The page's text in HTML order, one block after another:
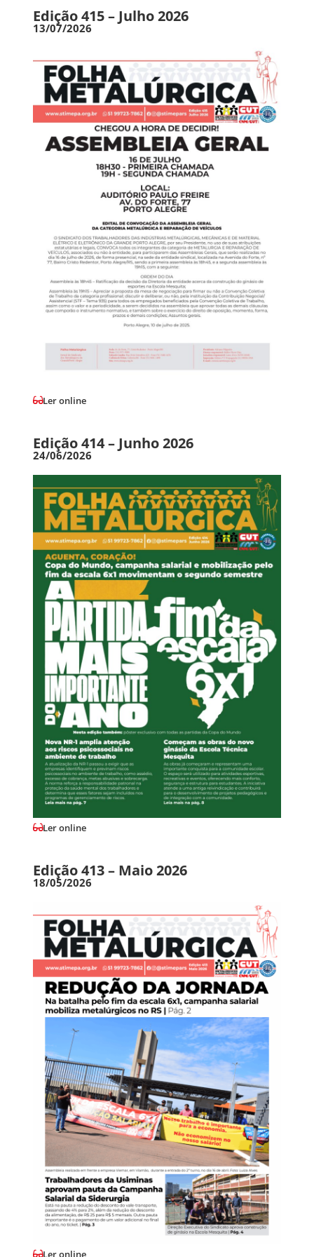
Edição 415 – Julho 2026
13/07/2026
Ler online
Edição 414 – Junho 2026
24/06/2026
Ler online
Edição 413 – Maio 2026
18/05/2026
Ler online